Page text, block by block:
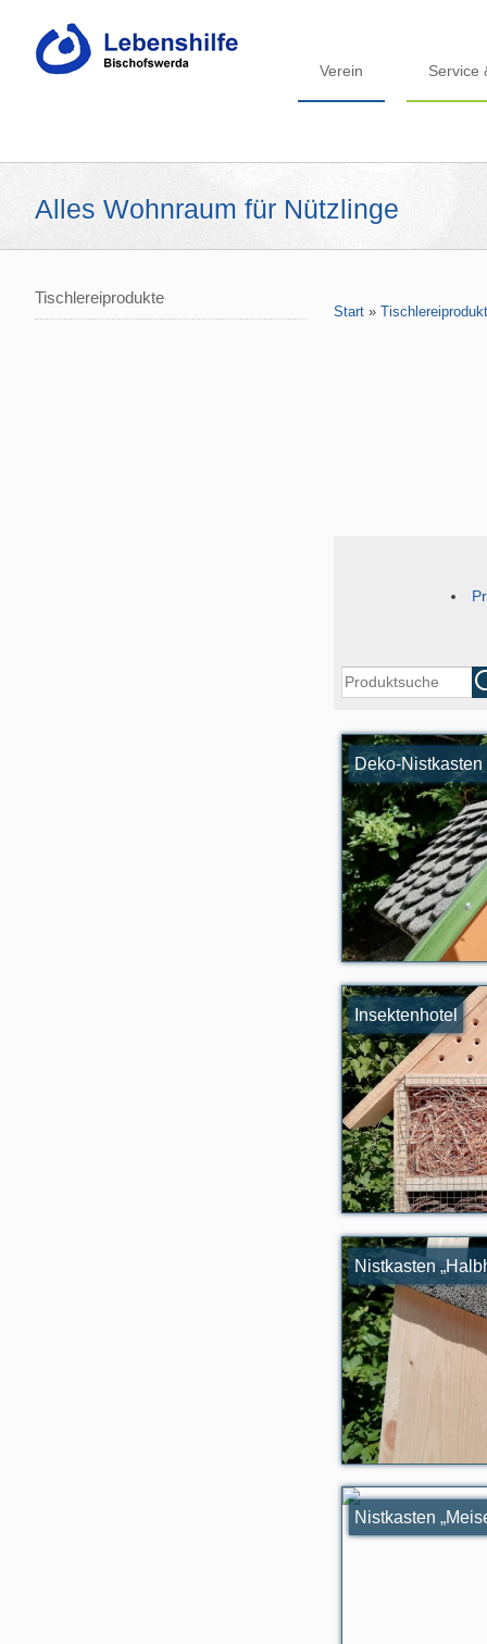
Verein Service
Alles Wohnraum für Nützlinge
Tischlereiprodukte
Start »
Deko-Nistkasten
Insektenhotel
Nistkasten
Nistkasten